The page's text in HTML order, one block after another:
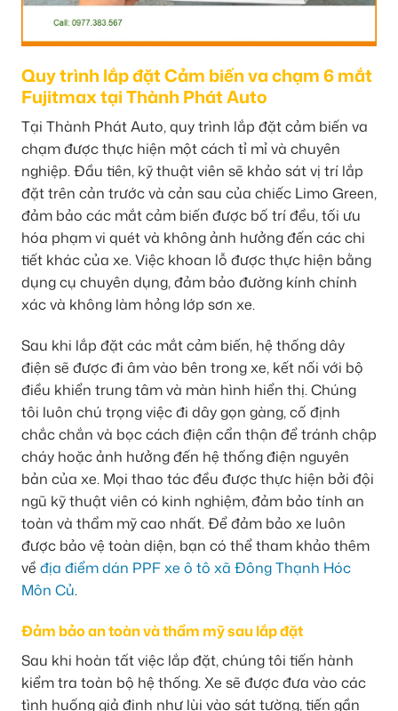
Quy trình lắp đặt Cảm biến va chạm 6 mắt
Fujitmax tại Thành Phát Auto
Tại Thành Phát Auto, quy trình lắp đặt cảm biến va
chạm được thực hiện một cách tỉ mỉ và chuyên
nghiệp. Đầu tiên, kỹ thuật viên sẽ khảo sát vị trí lắp
đặt trên cản trước và cản sau của chiếc Limo Green,
đảm bảo các mắt cảm biến được bố trí đều, tối ưu
hóa phạm vi quét và không ảnh hưởng đến các chi
tiết khác của xe. Việc khoan lỗ được thực hiện bằng
dụng cụ chuyên dụng, đảm bảo đường kính chính
xác và không làm hỏng lớp sơn xe.
Sau khi lắp đặt các mắt cảm biến, hệ thống dây
điện sẽ được đi âm vào bên trong xe, kết nối với bộ
điều khiển trung tâm và màn hình hiển thị. Chúng
tôi luôn chú trọng việc đi dây gọn gàng, cố định
chắc chắn và bọc cách điện cẩn thận để tránh chập
cháy hoặc ảnh hưởng đến hệ thống điện nguyên
bản của xe. Mọi thao tác đều được thực hiện bởi đội
ngũ kỹ thuật viên có kinh nghiệm, đảm bảo tính an
toàn và thẩm mỹ cao nhất. Để đảm bảo xe luôn
được bảo vệ toàn diện, bạn có thể tham khảo thêm
về địa điểm dán PPF xe ô tô xã Đông Thạnh Hóc
Môn Củ.
Đảm bảo an toàn và thẩm mỹ sau lắp đặt
Sau khi hoàn tất việc lắp đặt, chúng tôi tiến hành
kiểm tra toàn bộ hệ thống. Xe sẽ được đưa vào các
tình huống giả định như lùi vào sát tường, tiến gần